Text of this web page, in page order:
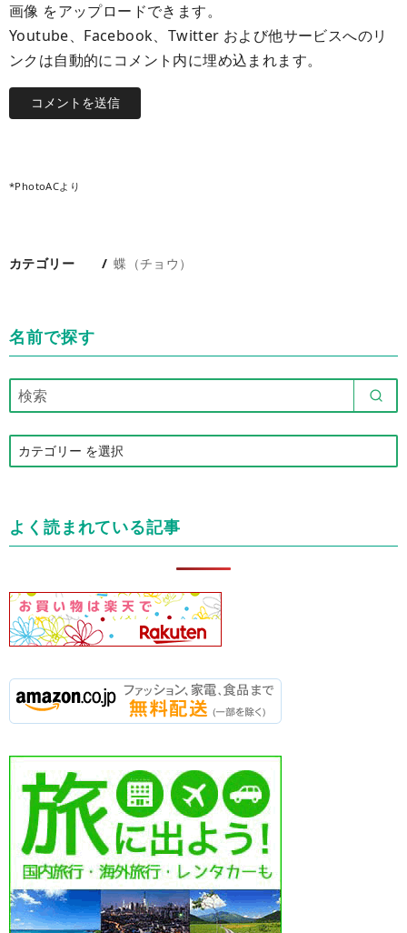
画像 をアップロードできます。
Youtube、Facebook、Twitter および他サービスへのリ
ンクは自動的にコメント内に埋め込まれます。
*PhotoACより
カテゴリー 蝶（チョウ）
名前で探す
テ
ー
よく読まれている記事